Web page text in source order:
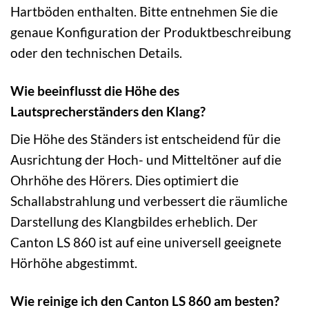
Hartböden enthalten. Bitte entnehmen Sie die
genaue Konfiguration der Produktbeschreibung
oder den technischen Details.
Wie beeinflusst die Höhe des
Lautsprecherständers den Klang?
Die Höhe des Ständers ist entscheidend für die
Ausrichtung der Hoch- und Mitteltöner auf die
Ohrhöhe des Hörers. Dies optimiert die
Schallabstrahlung und verbessert die räumliche
Darstellung des Klangbildes erheblich. Der
Canton LS 860 ist auf eine universell geeignete
Hörhöhe abgestimmt.
Wie reinige ich den Canton LS 860 am besten?